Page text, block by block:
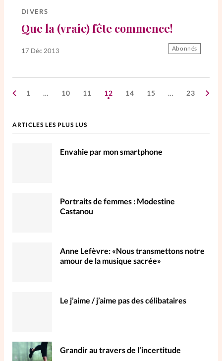
DIVERS
Que la (vraie) fête commence!
17 Déc 2013 Abonnés
1 … 10 11 12 14 15 … 23
ARTICLES LES PLUS LUS
Envahie par mon smartphone
Portraits de femmes : Modestine
Castanou
Anne Lefèvre: «Nous transmettons notre
amour de la musique sacrée»
Le j’aime / j’aime pas des célibataires
Grandir au travers de l’incertitude